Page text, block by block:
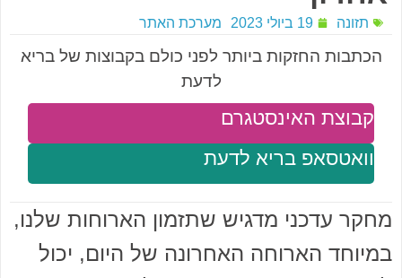
תזונה 19 ביולי 2023 מערכת האתר
הכתבות החזקות ביותר לפני כולם בקבוצות של בריא
לדעת
וואטסאפ בריא לדעת
קבוצת האינסטגרם
מחקר עדכני מדגיש שתזמון הארוחות שלנו,
במיוחד הארוחה האחרונה של היום, יכול